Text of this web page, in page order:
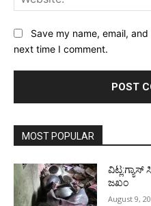
Save my name, email,
next time I comment.
MOST POPULAR
ಜಖಂ
August 9,